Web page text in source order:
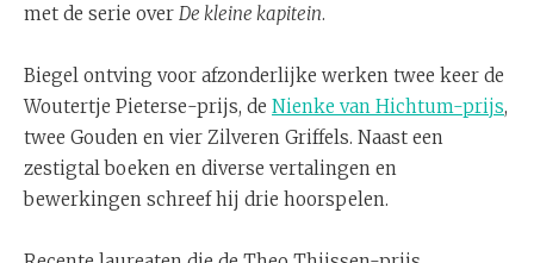
met de serie over De kleine kapitein.
Biegel ontving voor afzonderlijke werken twee keer de
Woutertje Pieterse-prijs, de Nienke van Hichtum-prijs,
twee Gouden en vier Zilveren Griffels. Naast een
zestigtal boeken en diverse vertalingen en
bewerkingen schreef hij drie hoorspelen.